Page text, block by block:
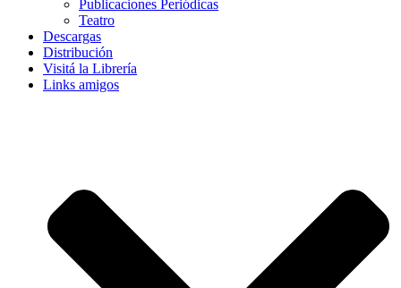
Publicaciones Periódicas
Teatro
Descargas
Distribución
Visitá la Librería
Links amigos